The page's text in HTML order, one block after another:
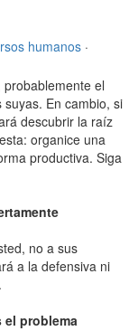
humanos ·
el
En cambio, si
descubrir la raíz
organice una
productiva. Siga
no a sus
a la defensiva ni
el problema